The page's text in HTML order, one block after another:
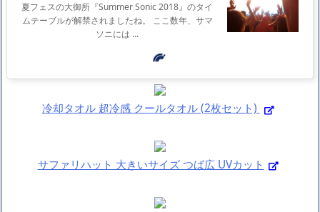
夏フェスの大御所『Summer Sonic 2018』のタイ
ムテーブルが解禁されましたね。 ここ数年、サマ
ソニには ...
冷却タオル 超冷感 クールタオル (2枚セット)
サファリハット 大きいサイズ つば広 UVカット